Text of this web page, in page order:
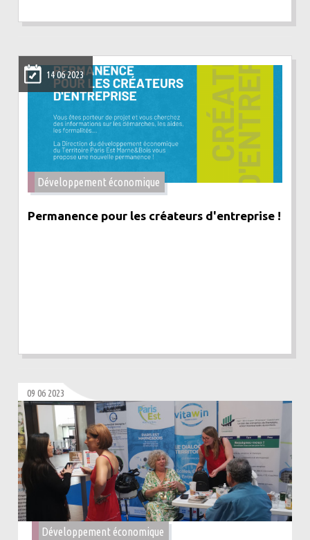
14 06 2023
Développement économique
Permanence pour les créateurs d'entreprise !
09 06 2023
Développement économique